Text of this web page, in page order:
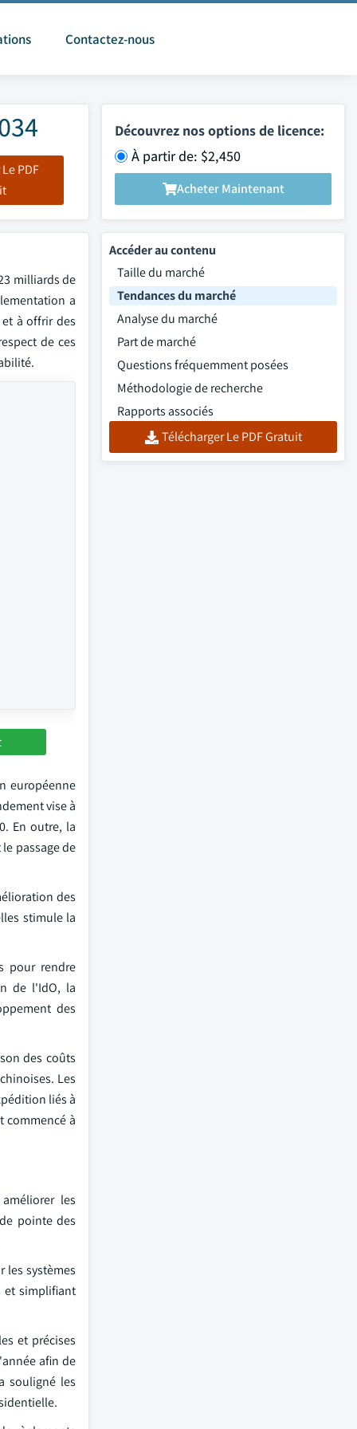
Contactez-nous
PDF
Découvrez nos options de licence:
À partir de: $2,450
Acheter Maintenant
milliards de
a
à offrir des
de ces
européenne
vise à
En outre, la
passage de
des
stimule la
pour rendre
de l'IdO, la
des
des coûts
Les
liés à
commencé à
les
pointe des
les systèmes
et simplifiant
et précises
afin de
souligné les
Accéder au contenu
Taille du marché
Tendances du marché
Analyse du marché
Part de marché
Questions fréquemment posées
Méthodologie de recherche
Rapports associés
Télécharger Le PDF Gratuit